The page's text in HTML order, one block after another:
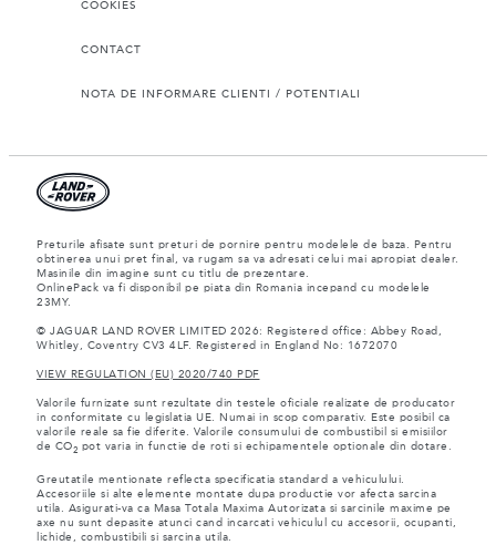
COOKIES
CONTACT
NOTA DE INFORMARE CLIENTI / POTENTIALI
Preturile afisate sunt preturi de pornire pentru modelele de baza. Pentru
obtinerea unui pret final, va rugam sa va adresati celui mai apropiat dealer.
Masinile din imagine sunt cu titlu de prezentare.
OnlinePack va fi disponibil pe piata din Romania incepand cu modelele
23MY.
© JAGUAR LAND ROVER LIMITED 2026: Registered office: Abbey Road,
Whitley, Coventry CV3 4LF. Registered in England No: 1672070
VIEW REGULATION (EU) 2020/740 PDF
Valorile furnizate sunt rezultate din testele oficiale realizate de producator
in conformitate cu legislatia UE. Numai in scop comparativ. Este posibil ca
valorile reale sa fie diferite. Valorile consumului de combustibil si emisiilor
de CO2 pot varia in functie de roti si echipamentele optionale din dotare.
Greutatile mentionate reflecta specificatia standard a vehiculului.
Accesoriile si alte elemente montate dupa productie vor afecta sarcina
utila. Asigurati-va ca Masa Totala Maxima Autorizata si sarcinile maxime pe
axe nu sunt depasite atunci cand incarcati vehiculul cu accesorii, ocupanti,
lichide, combustibili si sarcina utila.